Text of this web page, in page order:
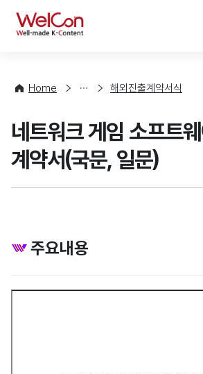
WelCon
Home
컨
팅
해외진출계약서식
네트워크 게임 소프트
계약서(국문, 일문)
주요내용